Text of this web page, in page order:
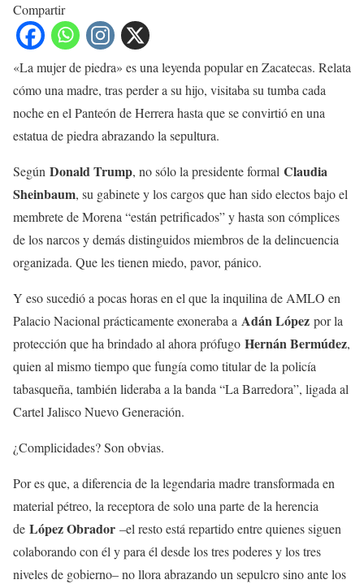
Compartir
«La mujer de piedra» es una leyenda popular en Zacatecas. Relata
cómo una madre, tras perder a su hijo, visitaba su tumba cada
noche en el Panteón de Herrera hasta que se convirtió en una
estatua de piedra abrazando la sepultura.
Según Donald Trump, no sólo la presidente formal Claudia
Sheinbaum, su gabinete y los cargos que han sido electos bajo el
membrete de Morena “están petrificados” y hasta son cómplices
de los narcos y demás distinguidos miembros de la delincuencia
organizada. Que les tienen miedo, pavor, pánico.
Y eso sucedió a pocas horas en el que la inquilina de AMLO en
Palacio Nacional prácticamente exoneraba a Adán López por la
protección que ha brindado al ahora prófugo Hernán Bermúdez,
quien al mismo tiempo que fungía como titular de la policía
tabasqueña, también lideraba a la banda “La Barredora”, ligada al
Cartel Jalisco Nuevo Generación.
¿Complicidades? Son obvias.
Por es que, a diferencia de la legendaria madre transformada en
material pétreo, la receptora de solo una parte de la herencia
de López Obrador –el resto está repartido entre quienes siguen
colaborando con él y para él desde los tres poderes y los tres
niveles de gobierno– no llora abrazando un sepulcro sino ante los